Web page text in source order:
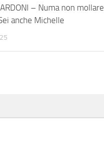
– Numa non mollare
anche Michelle